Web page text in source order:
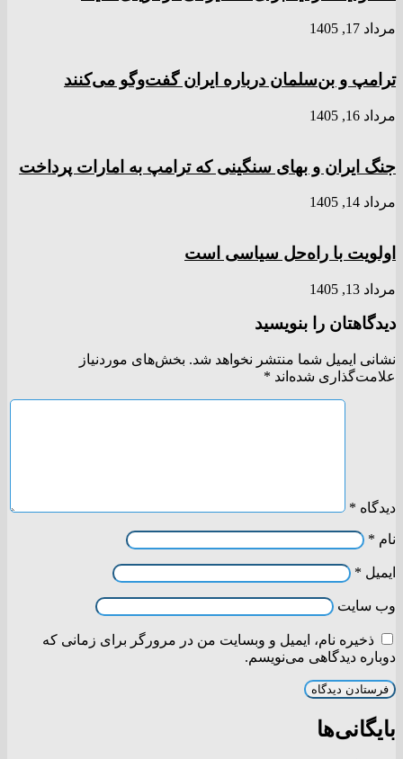
مرداد 17, 1405
ترامپ و بن‌سلمان درباره ایران گفت‌و‌گو می‌کنند
مرداد 16, 1405
جنگ ایران و بهای سنگینی که ترامپ به امارات پرداخت
مرداد 14, 1405
اولویت با راه‌حل سیاسی است
مرداد 13, 1405
دیدگاهتان را بنویسید
نشانی ایمیل شما منتشر نخواهد شد. بخش‌های موردنیاز
علامت‌گذاری شده‌اند *
دیدگاه *
نام *
ایمیل *
وب‌ سایت
ذخیره نام، ایمیل و وبسایت من در مرورگر برای زمانی که
دوباره دیدگاهی می‌نویسم.
بایگانی‌ها